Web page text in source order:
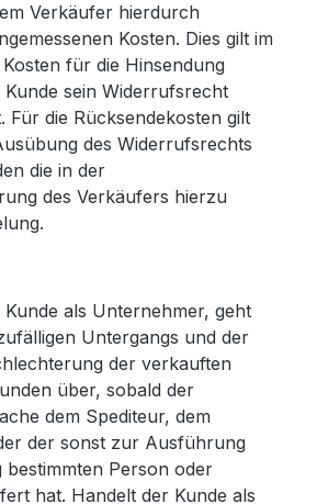
Verkäufer hierdurch
Kosten. Dies gilt im
für die Hinsendung
sein Widerrufsrecht
Für die Rücksendekosten gilt
des Widerrufsrechts
die in der
des Verkäufers hierzu
als Unternehmer, geht
Untergangs und der
der verkauften
über, sobald der
dem Spediteur, dem
der sonst zur Ausführung
bestimmten Person oder
hat. Handelt der Kunde als